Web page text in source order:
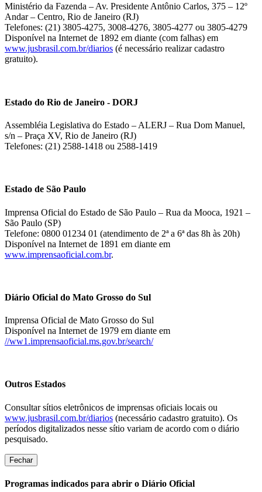
Ministério da Fazenda – Av. Presidente Antônio Carlos, 375 – 12º
Andar – Centro, Rio de Janeiro (RJ)
Telefones: (21) 3805-4275, 3008-4276, 3805-4277 ou 3805-4279
Disponível na Internet de 1892 em diante (com falhas) em
www.jusbrasil.com.br/diarios (é necessário realizar cadastro
gratuito).
Estado do Rio de Janeiro - DORJ
Assembléia Legislativa do Estado – ALERJ – Rua Dom Manuel,
s/n – Praça XV, Rio de Janeiro (RJ)
Telefones: (21) 2588-1418 ou 2588-1419
Estado de São Paulo
Imprensa Oficial do Estado de São Paulo – Rua da Mooca, 1921 –
São Paulo (SP)
Telefone: 0800 01234 01 (atendimento de 2ª a 6ª das 8h às 20h)
Disponível na Internet de 1891 em diante em
www.imprensaoficial.com.br.
Diário Oficial do Mato Grosso do Sul
Imprensa Oficial de Mato Grosso do Sul
Disponível na Internet de 1979 em diante em
//ww1.imprensaoficial.ms.gov.br/search/
Outros Estados
Consultar sítios eletrônicos de imprensas oficiais locais ou
www.jusbrasil.com.br/diarios (necessário cadastro gratuito). Os
períodos digitalizados nesse sítio variam de acordo com o diário
pesquisado.
Fechar
Programas indicados para abrir o Diário Oficial